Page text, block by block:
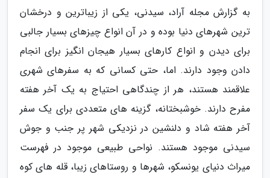
به گزارش مجله آراد، سیدنی، یکی از زیباترین و درخشان
ترین شهرهای دنیا بوده و در آن انواع چیزهای بسیار جالبی
برای دیدن و انواع کارهای بسیار هیجان انگیز برای انجام
دادن وجود دارند. اما، حتی کسانی که به سفرهای شهری
علاقمند هستند، هر از چندگاهی احتیاج به یک آخر هفته
مفرح دارند. خوشبختانه، گزینه های متعددی برای یک سفر
آخر هفته شاد و دلنشین در نزدیکی شهر پر جنب و جوش
سیدنی موجود هستند. نواحی طبیعی موجود در فهرست
میراث دنیای یونسکو، شهرها و روستاهای زیبا، قله های کوه